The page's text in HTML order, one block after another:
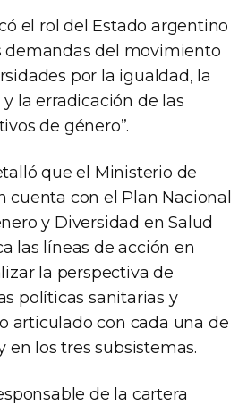
el rol del Estado argentino
demandas del movimiento
por la igualdad, la
la erradicación de las
de género”.
que el Ministerio de
cuenta con el Plan Nacional
y Diversidad en Salud
las líneas de acción en
la perspectiva de
políticas sanitarias y
articulado con cada una de
en los tres subsistemas.
de la cartera